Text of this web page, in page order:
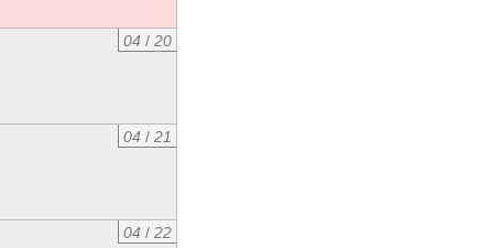
04 / 20
04 / 21
04 / 22